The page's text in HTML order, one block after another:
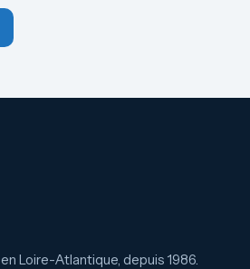
Loire-Atlantique, depuis 1986.